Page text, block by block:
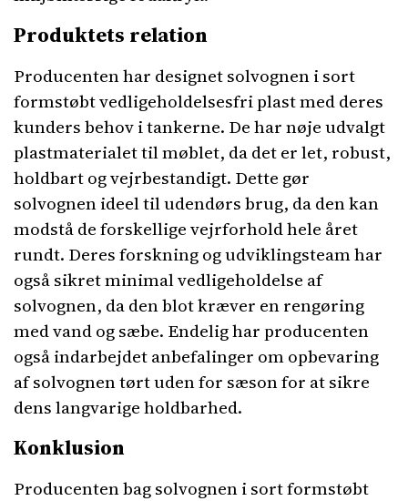
Produktets relation
Producenten har designet solvognen i sort
formstøbt vedligeholdelsesfri plast med deres
kunders behov i tankerne. De har nøje udvalgt
plastmaterialet til møblet, da det er let, robust,
holdbart og vejrbestandigt. Dette gør
solvognen ideel til udendørs brug, da den kan
modstå de forskellige vejrforhold hele året
rundt. Deres forskning og udviklingsteam har
også sikret minimal vedligeholdelse af
solvognen, da den blot kræver en rengøring
med vand og sæbe. Endelig har producenten
også indarbejdet anbefalinger om opbevaring
af solvognen tørt uden for sæson for at sikre
dens langvarige holdbarhed.
Konklusion
Producenten bag solvognen i sort formstøbt